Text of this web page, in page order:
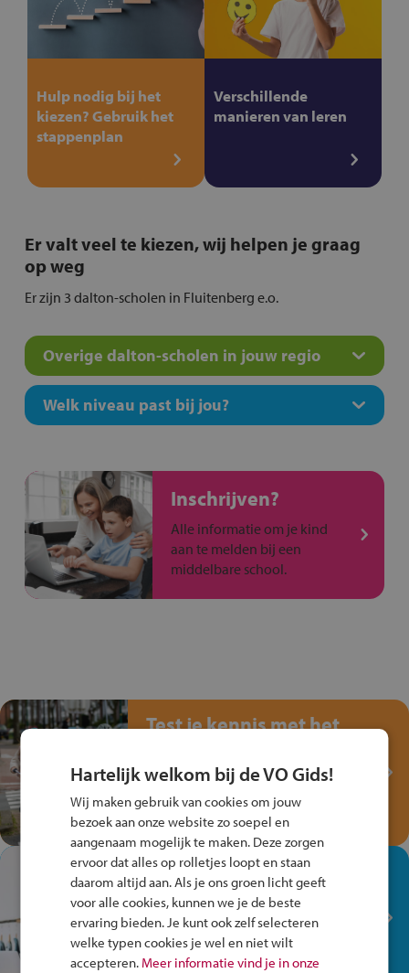
Hulp nodig bij het
kiezen? Gebruik het
stappenplan
Verschillende
manieren van leren
Er valt veel te kiezen, wij helpen je graag
op weg
Er zijn 3 dalton-scholen in Fluitenberg e.o.
Overige dalton-scholen in jouw regio
Welk niveau past bij jou?
Inschrijven?
Alle informatie om je kind
aan te melden bij een
middelbare school.
Test je kennis met het
Verkeersspel!
Speel het Fiets Veilig Verkeersspel
en win een Cortina-fiets!
In de winkel ben je op je
plek!
Ontdek via het vmbo jouw talent
op de winkelvloer, waar elke dag
anders is!
Hartelijk welkom bij de VO Gids!
Wij maken gebruik van cookies om jouw
bezoek aan onze website zo soepel en
aangenaam mogelijk te maken. Deze zorgen
ervoor dat alles op rolletjes loopt en staan
daarom altijd aan. Als je ons groen licht geeft
voor alle cookies, kunnen we je de beste
ervaring bieden. Je kunt ook zelf selecteren
welke typen cookies je wel en niet wilt
accepteren. Meer informatie vind je in onze